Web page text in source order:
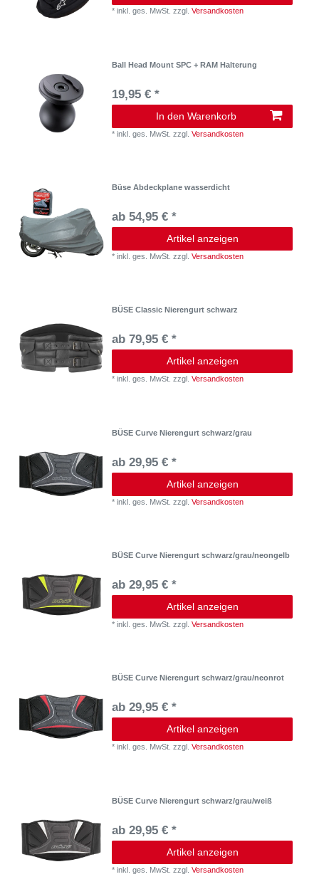
*inkl. ges. MwSt. zzgl.Versandkosten
Ball Head Mount SPC + RAM Halterung
19,95 € *
In den Warenkorb
*inkl. ges. MwSt. zzgl.Versandkosten
Büse Abdeckplane wasserdicht
ab 54,95 € *
Artikel anzeigen
*inkl. ges. MwSt. zzgl.Versandkosten
BÜSE Classic Nierengurt schwarz
ab 79,95 € *
Artikel anzeigen
*inkl. ges. MwSt. zzgl.Versandkosten
BÜSE Curve Nierengurt schwarz/grau
ab 29,95 € *
Artikel anzeigen
*inkl. ges. MwSt. zzgl.Versandkosten
BÜSE Curve Nierengurt schwarz/grau/neongelb
ab 29,95 € *
Artikel anzeigen
*inkl. ges. MwSt. zzgl.Versandkosten
BÜSE Curve Nierengurt schwarz/grau/neonrot
ab 29,95 € *
Artikel anzeigen
*inkl. ges. MwSt. zzgl.Versandkosten
BÜSE Curve Nierengurt schwarz/grau/weiß
ab 29,95 € *
Artikel anzeigen
*inkl. ges. MwSt. zzgl.Versandkosten